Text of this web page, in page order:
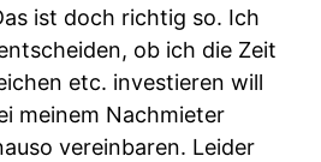
ist doch richtig so. Ich
ob ich die Zeit
etc. investieren will
meinem Nachmieter
vereinbaren. Leider